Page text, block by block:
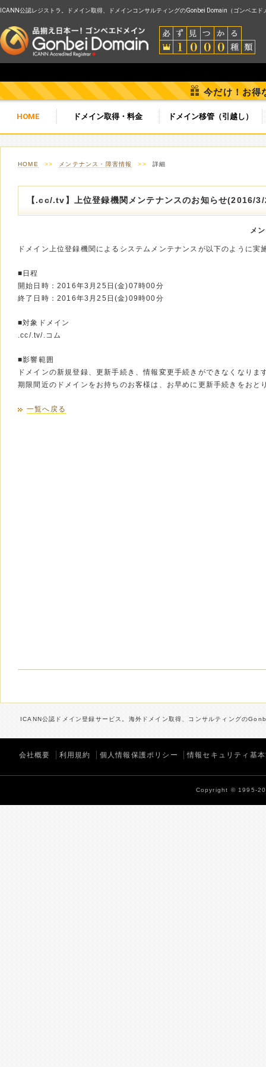
ICANN公認レジストラ。ドメイン取得、ドメインコンサルティングのGonbei Domain（ゴンベエド
今だけ！お得
HOME ドメイン取得・料金 ドメイン移管（引越し）
HOME >> メンテナンス・障害情報 >> 詳細
【.cc/.tv】上位登録機関メンテナンスのお知らせ(2016/
メ
ドメイン上位登録機関によるシステムメンテナンスが以下のように実
■日程
開始日時：2016年3月25日(金)07時00分
終了日時：2016年3月25日(金)09時00分
■対象ドメイン
.cc/.tv/.コム
■影響範囲
ドメインの新規登録、更新手続き、情報変更手続きができなくなりま
期限間近のドメインをお持ちのお客様は、お早めに更新手続きをおと
一覧へ戻る
ICANN公認ドメイン登録サービス。海外ドメイン取得、コンサルティングの
会社概要 利用規約 個人情報保護ポリシー 情報セキュリティ基
Copyright © 1995-